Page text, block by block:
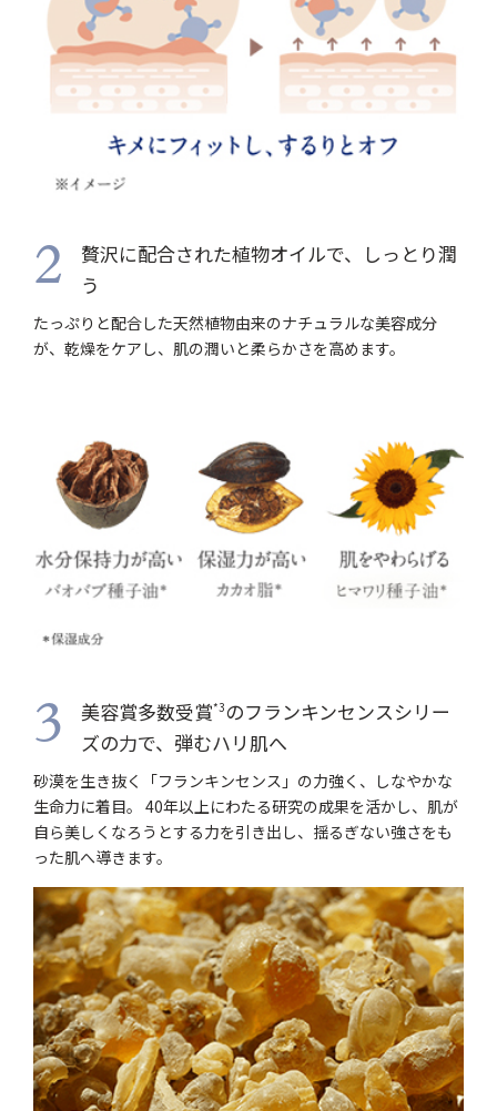
2
贅沢に配合された植物オイルで、しっとり潤
う
たっぷりと配合した天然植物由来のナチュラルな美容成分
が、乾燥をケアし、肌の潤いと柔らかさを高めます。
3 美容賞多数受賞*3のフランキンセンスシリー
ズの力で、弾むハリ肌へ
砂漠を生き抜く「フランキンセンス」の力強く、しなやかな
生命力に着目。 40年以上にわたる研究の成果を活かし、肌が
自ら美しくなろうとする力を引き出し、揺るぎない強さをも
った肌へ導きます。